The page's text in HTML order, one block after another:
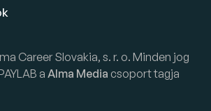
Career Slovakia, s. r. o. Minden jog
a Alma Media csoport tagja